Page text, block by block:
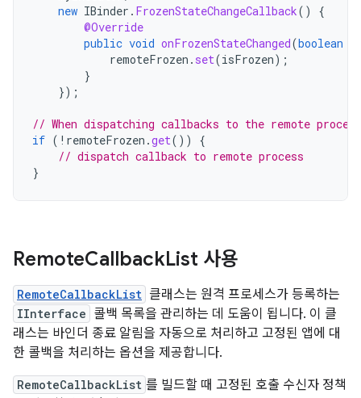
new IBinder . FrozenStateChangeCallback()
{
@Override
public void onFrozenStateChanged(boolean
remoteFrozen . set(isFrozen);
}
});
// When dispatching callbacks to the remote
if ( ! remoteFrozen .get())
{
// dispatch callback to remote process
}
RemoteCallbackList 사용
RemoteCallbackList 클래스는 원격 프로세스가 등록하는
IInterface 콜백 목록을 관리하는 데 도움이 됩니다. 이 클
래스는 바인더 종료 알림을 자동으로 처리하고 고정된 앱에 대
한 콜백을 처리하는 옵션을 제공합니다.
RemoteCallbackList 를 빌드할 때 고정된 호출 수신자 정책